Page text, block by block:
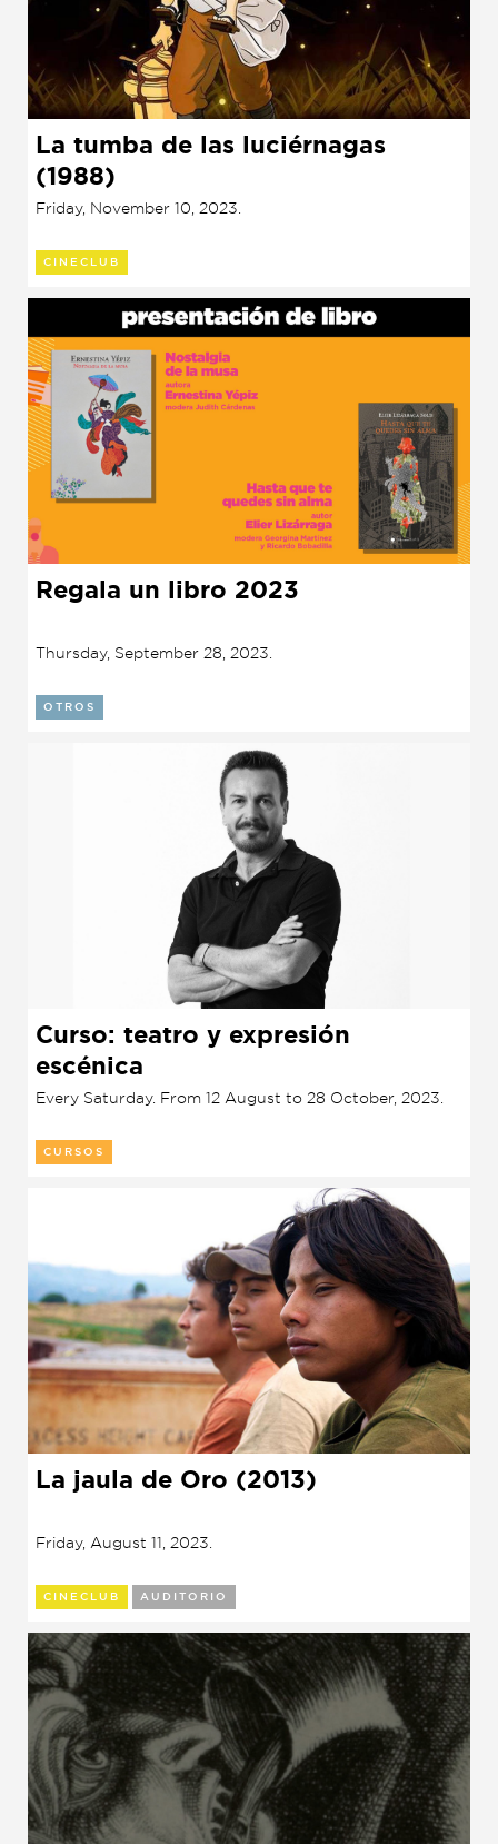
La tumba de las luciérnagas
(1988)
Friday, November 10, 2023.
CINECLUB
Regala un libro 2023
Thursday, September 28, 2023.
OTROS
Curso: teatro y expresión
escénica
Every Saturday. From 12 August to 28 October, 2023.
CURSOS
La jaula de Oro (2013)
Friday, August 11, 2023.
CINECLUB AUDITORIO